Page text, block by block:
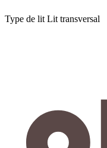
Type de lit Lit transversal